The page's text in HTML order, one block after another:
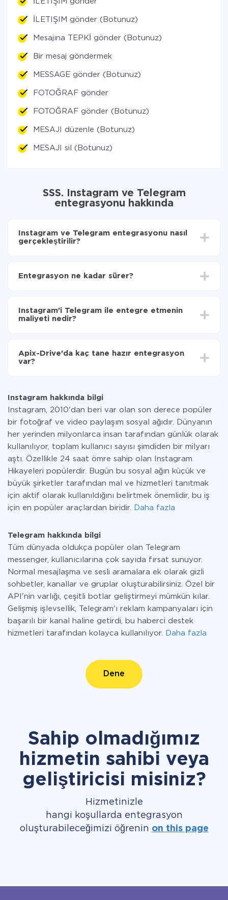
İLETIŞIM gönder (Botunuz)
Mesajına TEPKİ gönder (Botunuz)
Bir mesaj göndermek
MESSAGE gönder (Botunuz)
FOTOĞRAF gönder
FOTOĞRAF gönder (Botunuz)
MESAJI düzenle (Botunuz)
MESAJI sil (Botunuz)
SSS. Instagram ve Telegram
entegrasyonu hakkında
Instagram ve Telegram entegrasyonu nasıl
gerçekleştirilir?
aktarılacağını seçin
Telegram'ye aktarılacaktır.
Entegrasyon ne kadar sürer?
olarak, 10-15 dakika sürer.
Instagram'i Telegram ile entegre etmenin
maliyeti nedir?
Hizmetimiz aracılığıyla yalnızca bir sisteminizden
diğerine aktarılan veri miktarı için ödeme yaparsınız.
Apix-Drive'da kaç tane hazır entegrasyon
var?
Instagram hakkında bilgi
Instagram, 2010'dan beri var olan son derece popüler
bir fotoğraf ve video paylaşım sosyal ağıdır. Dünyanın
her yerinden milyonlarca insan tarafından günlük olarak
kullanılıyor, toplam kullanıcı sayısı şimdiden bir milyarı
aştı. Özellikle 24 saat ömre sahip olan Instagram
Hikayeleri popülerdir. Bugün bu sosyal ağın küçük ve
büyük şirketler tarafından mal ve hizmetleri tanıtmak
için aktif olarak kullanıldığını belirtmek önemlidir, bu iş
için en popüler araçlardan biridir.
Daha fazla
Telegram hakkında bilgi
Tüm dünyada oldukça popüler olan Telegram
messenger, kullanıcılarına çok sayıda fırsat sunuyor.
Normal mesajlaşma ve sesli aramalara ek olarak gizli
sohbetler, kanallar ve gruplar oluşturabilirsiniz. Özel bir
API'nin varlığı, çeşitli botlar geliştirmeyi mümkün kılar.
Gelişmiş işlevsellik, Telegram'ı reklam kampanyaları için
başarılı bir kanal haline getirdi, bu haberci destek
hizmetleri tarafından kolayca kullanılıyor.
Daha fazla
Dene
Sahip olmadığımız
hizmetin sahibi veya
geliştiricisi misiniz?
Hizmetinizle
hangi koşullarda entegrasyon
oluşturabileceğimizi öğrenin on this page